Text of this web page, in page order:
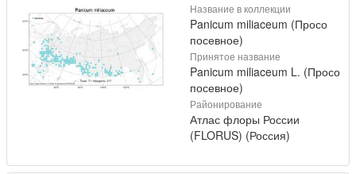
Название в коллекции
Panicum miliaceum (Просо
посевное)
Принятое название
Panicum miliaceum L. (Просо
посевное)
Районирование
Атлас флоры России
(FLORUS) (Россия)